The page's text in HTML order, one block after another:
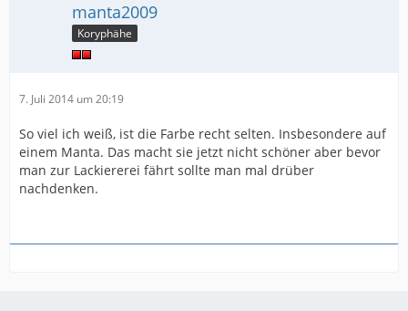
manta2009
Koryphähe
7. Juli 2014 um 20:19
So viel ich weiß, ist die Farbe recht selten. Insbesondere auf
einem Manta. Das macht sie jetzt nicht schöner aber bevor
man zur Lackiererei fährt sollte man mal drüber
nachdenken.